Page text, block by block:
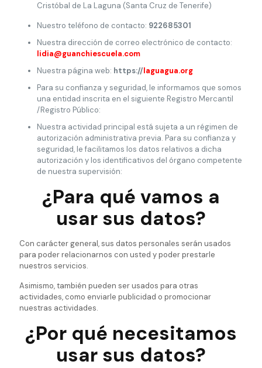
Cristóbal de La Laguna (Santa Cruz de Tenerife)
Nuestro teléfono de contacto: 922685301
Nuestra dirección de correo electrónico de contacto:
lidia@guanchiescuela.com
Nuestra página web: https://laguagua.org
Para su confianza y seguridad, le informamos que somos
una entidad inscrita en el siguiente Registro Mercantil
/Registro Público:
Nuestra actividad principal está sujeta a un régimen de
autorización administrativa previa. Para su confianza y
seguridad, le facilitamos los datos relativos a dicha
autorización y los identificativos del órgano competente
de nuestra supervisión:
¿Para qué vamos a
usar sus datos?
Con carácter general, sus datos personales serán usados
para poder relacionarnos con usted y poder prestarle
nuestros servicios.
Asimismo, también pueden ser usados para otras
actividades, como enviarle publicidad o promocionar
nuestras actividades.
¿Por qué necesitamos
usar sus datos?